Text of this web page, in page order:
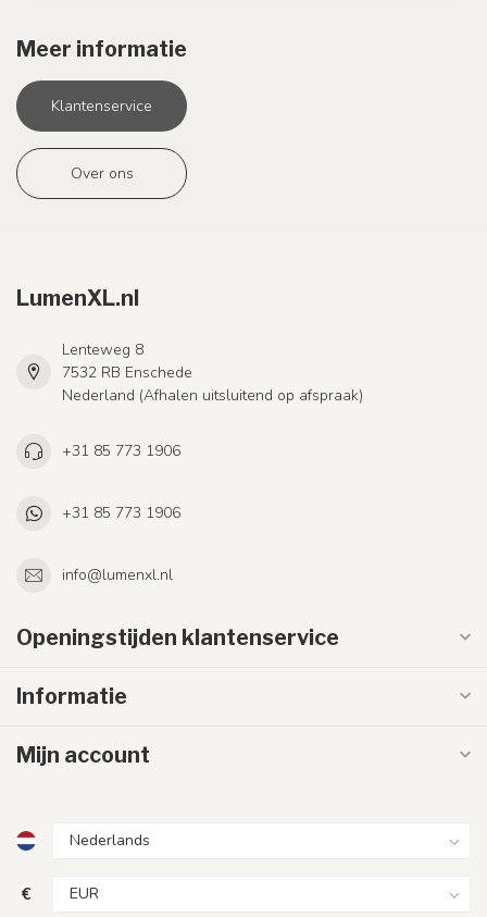
Meer informatie
Klantenservice
Over ons
LumenXL.nl
Lenteweg 8
7532 RB Enschede
Nederland (Afhalen uitsluitend op afspraak)
+31 85 773 1906
+31 85 773 1906
info@lumenxl.nl
Openingstijden klantenservice
Informatie
Mijn account
€